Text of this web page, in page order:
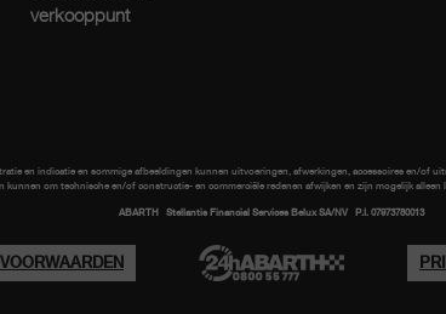
verkooppunt
en indicatie en sommige afbeeldingen kunnen uitvoeringen, afwerkingen, accessoires en/of
kunnen om technische en/of constructie- en commerciële redenen afwijken en zijn mogelijk alleen
ABARTH Stellantis Financial Services Belux SA/NV P.I. 07973780013